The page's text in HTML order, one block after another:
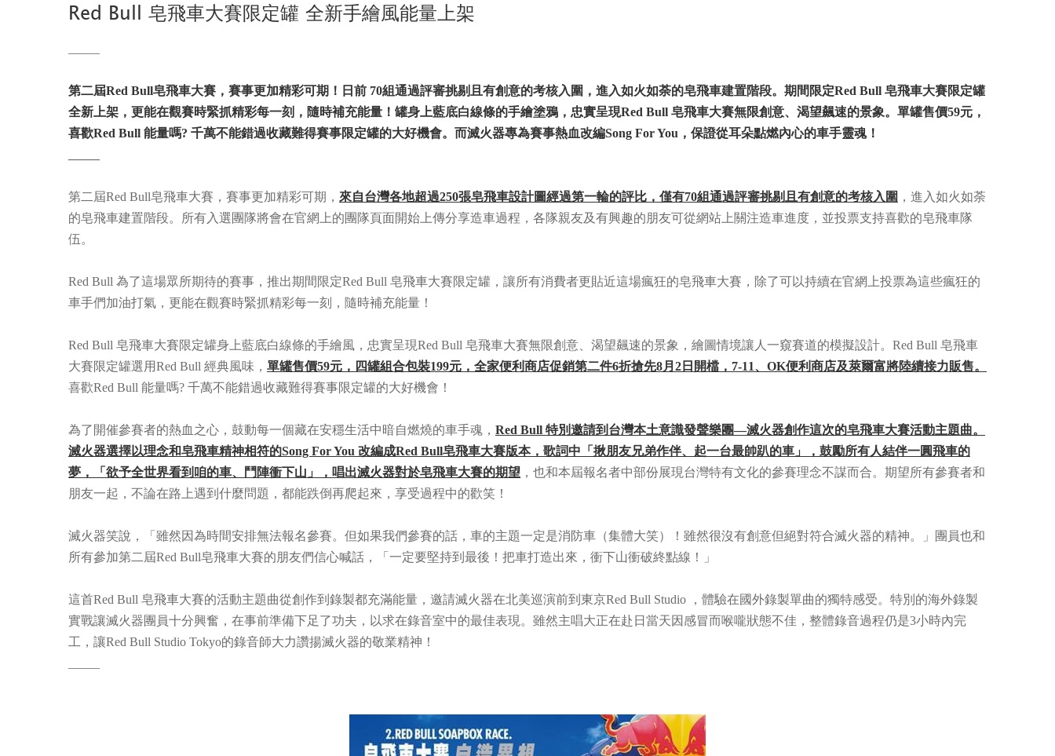
Red Bull 皂飛車大賽限定罐 全新手繪風能量上架
第二屆Red Bull皂飛車大賽，賽事更加精彩可期！日前 70組通過評審挑剔且有創意的考核入圍，進入如火如荼的皂飛車建置階段。期間限定Red Bull 皂飛車大賽限定罐
全新上架，更能在觀賽時緊抓精彩每一刻，隨時補充能量！罐身上藍底白線條的手繪塗鴉，忠實呈現Red Bull 皂飛車大賽無限創意、渴望飆速的景象。單罐售價59元，
喜歡Red Bull 能量嗎? 千萬不能錯過收藏難得賽事限定罐的大好機會。而滅火器專為賽事熱血改編Song For You，保證從耳朵點燃內心的車手靈魂！
第二屆Red Bull皂飛車大賽，賽事更加精彩可期， 來自台灣各地超過250張皂飛車設計圖經過第一輪的評比，僅有70組通過評審挑剔且有創意的考核入圍 ，進入如火如荼
的皂飛車建置階段。所有入選團隊將會在官網上的團隊頁面開始上傳分享造車過程，各隊親友及有興趣的朋友可從網站上關注造車進度，並投票支持喜歡的皂飛車隊
伍。
Red Bull 為了這場眾所期待的賽事，推出期間限定Red Bull 皂飛車大賽限定罐，讓所有消費者更貼近這場瘋狂的皂飛車大賽，除了可以持續在官網上投票為這些瘋狂的
車手們加油打氣，更能在觀賽時緊抓精彩每一刻，隨時補充能量！
Red Bull 皂飛車大賽限定罐身上藍底白線條的手繪風，忠實呈現Red Bull 皂飛車大賽無限創意、渴望飆速的景象，繪圖情境讓人一窺賽道的模擬設計。Red Bull 皂飛車
大賽限定罐選用Red Bull 經典風味， 單罐售價59元，四罐組合包裝199元，全家便利商店促銷第二件6折搶先8月2日開檔，7-11、OK便利商店及萊爾富將陸續接力販售。
喜歡Red Bull 能量嗎? 千萬不能錯過收藏難得賽事限定罐的大好機會！
為了開催參賽者的熱血之心，鼓動每一個藏在安穩生活中暗自燃燒的車手魂， Red Bull 特別邀請到台灣本土意識發聲樂團—滅火器創作這次的皂飛車大賽活動主題曲。
滅火器選擇以理念和皂飛車精神相符的Song For You 改編成Red Bull皂飛車大賽版本，歌詞中「揪朋友兄弟作伴、起一台最帥趴的車」，鼓勵所有人結伴一圓飛車的
夢，「欲予全世界看到咱的車、鬥陣衝下山」，唱出滅火器對於皂飛車大賽的期望 ，也和本屆報名者中部份展現台灣特有文化的參賽理念不謀而合。期望所有參賽者和
朋友一起，不論在路上遇到什麼問題，都能跌倒再爬起來，享受過程中的歡笑！
滅火器笑說，「雖然因為時間安排無法報名參賽。但如果我們參賽的話，車的主題一定是消防車（集體大笑）！雖然很沒有創意但絕對符合滅火器的精神。」團員也和
所有參加第二屆Red Bull皂飛車大賽的朋友們信心喊話，「一定要堅持到最後！把車打造出來，衝下山衝破終點線！」
這首Red Bull 皂飛車大賽的活動主題曲從創作到錄製都充滿能量，邀請滅火器在北美巡演前到東京Red Bull Studio ，體驗在國外錄製單曲的獨特感受。特別的海外錄製
實戰讓滅火器團員十分興奮，在事前準備下足了功夫，以求在錄音室中的最佳表現。雖然主唱大正在赴日當天因感冒而喉嚨狀態不佳，整體錄音過程仍是3小時內完
工，讓Red Bull Studio Tokyo的錄音師大力讚揚滅火器的敬業精神！